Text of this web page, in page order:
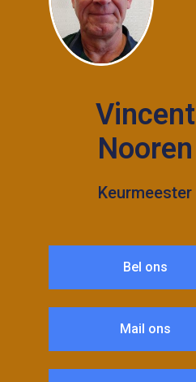
Vincent
Nooren
Keurmeester
Bel ons
Mail ons